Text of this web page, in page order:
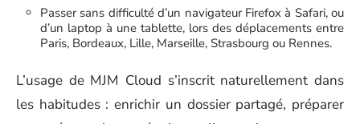
Passer sans difficulté d’un navigateur Firefox à Safari, ou
d’un laptop à une tablette, lors des déplacements entre
Paris, Bordeaux, Lille, Marseille, Strasbourg ou Rennes.
L’usage de MJM Cloud s’inscrit naturellement dans
les habitudes : enrichir un dossier partagé, préparer